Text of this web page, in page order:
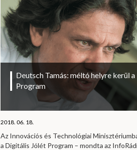
Deutsch Tamás: méltó helyre kerül
Program
2018. 06. 18.
Az Innovációs és Technológiai
a Digitális Jólét Program – mondta az